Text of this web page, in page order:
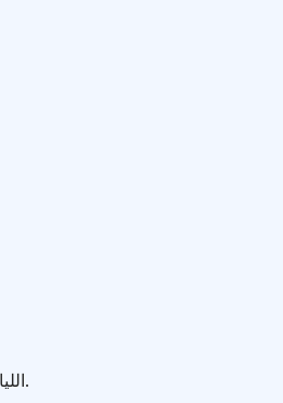
اللياقة البدنية واليوجا والبيلاتس.